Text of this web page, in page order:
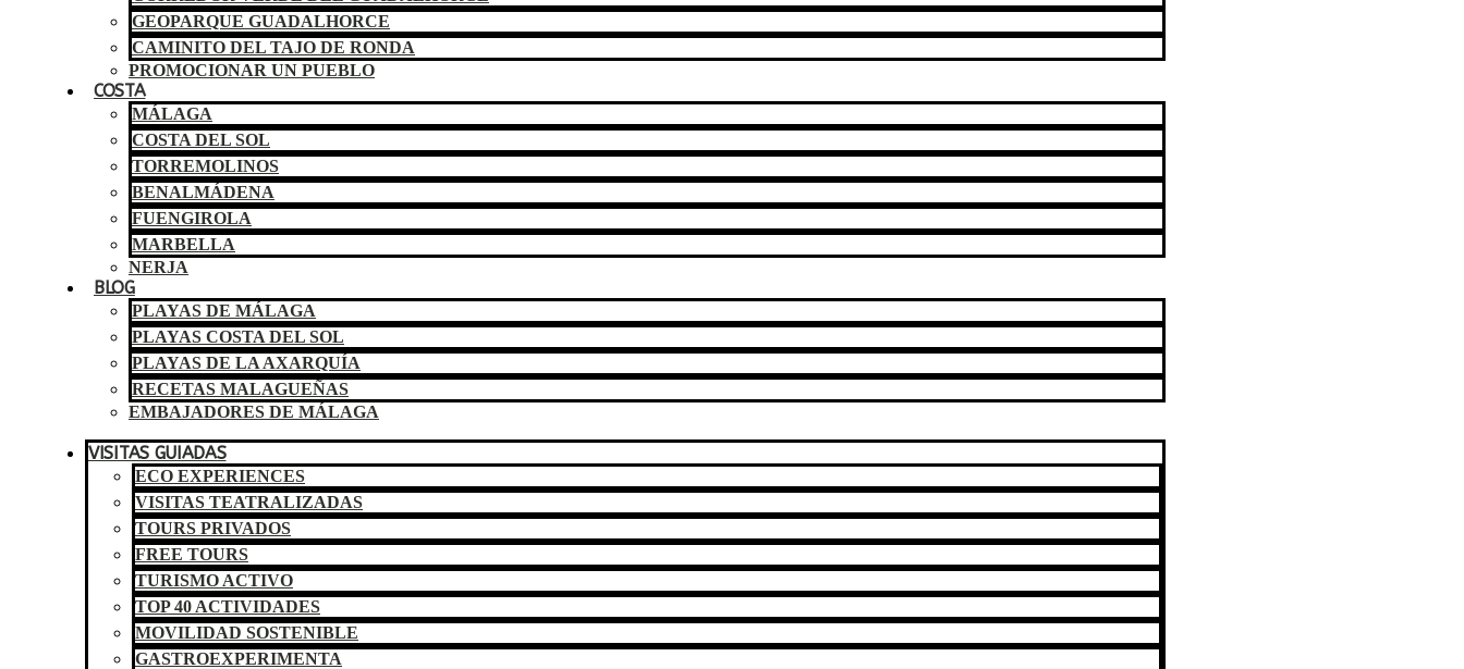
GEOPARQUE GUADALHORCE
CAMINITO DEL TAJO DE RONDA
PROMOCIONAR UN PUEBLO
COSTA
MÁLAGA
COSTA DEL SOL
TORREMOLINOS
BENALMÁDENA
FUENGIROLA
MARBELLA
NERJA
BLOG
PLAYAS DE MÁLAGA
PLAYAS COSTA DEL SOL
PLAYAS DE LA AXARQUÍA
RECETAS MALAGUEÑAS
EMBAJADORES DE MÁLAGA
VISITAS GUIADAS
ECO EXPERIENCES
VISITAS TEATRALIZADAS
TOURS PRIVADOS
FREE TOURS
TURISMO ACTIVO
TOP 40 ACTIVIDADES
MOVILIDAD SOSTENIBLE
GASTROEXPERIMENTA